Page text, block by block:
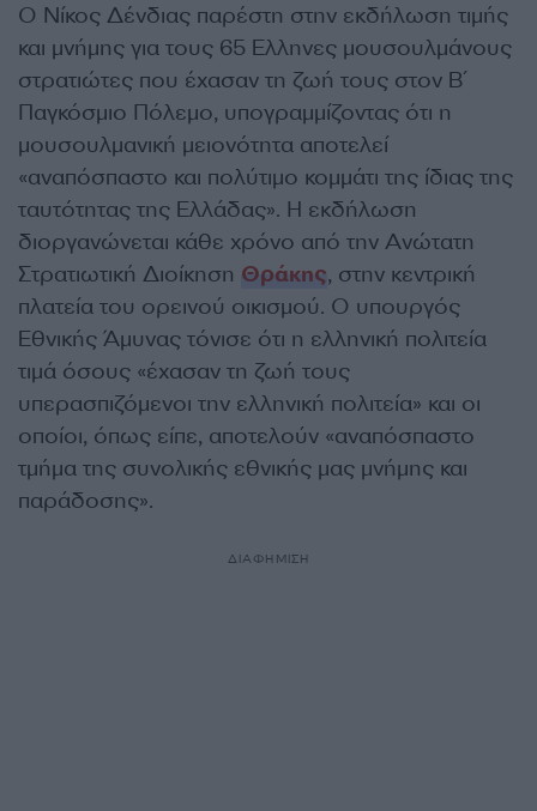
Ο Νίκος Δένδιας παρέστη στην εκδήλωση τιμής
και μνήμης για τους 65 Ελληνες μουσουλμάνους
στρατιώτες που έχασαν τη ζωή τους στον Β΄
Παγκόσμιο Πόλεμο, υπογραμμίζοντας ότι η
μουσουλμανική μειονότητα αποτελεί
«αναπόσπαστο και πολύτιμο κομμάτι της ίδιας της
ταυτότητας της Ελλάδας». Η εκδήλωση
διοργανώνεται κάθε χρόνο από την Ανώτατη
Στρατιωτική Διοίκηση Θράκης, στην κεντρική
πλατεία του ορεινού οικισμού. Ο υπουργός
Εθνικής Άμυνας τόνισε ότι η ελληνική πολιτεία
τιμά όσους «έχασαν τη ζωή τους
υπερασπιζόμενοι την ελληνική πολιτεία» και οι
οποίοι, όπως είπε, αποτελούν «αναπόσπαστο
τμήμα της συνολικής εθνικής μας μνήμης και
παράδοσης».
ΔΙΑΦΗΜΙΣΗ